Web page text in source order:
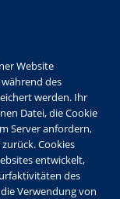
Website
des
werden. Ihr
Datei, die Cookie
Server anfordern,
Cookies
entwickelt,
des
Verwendung von